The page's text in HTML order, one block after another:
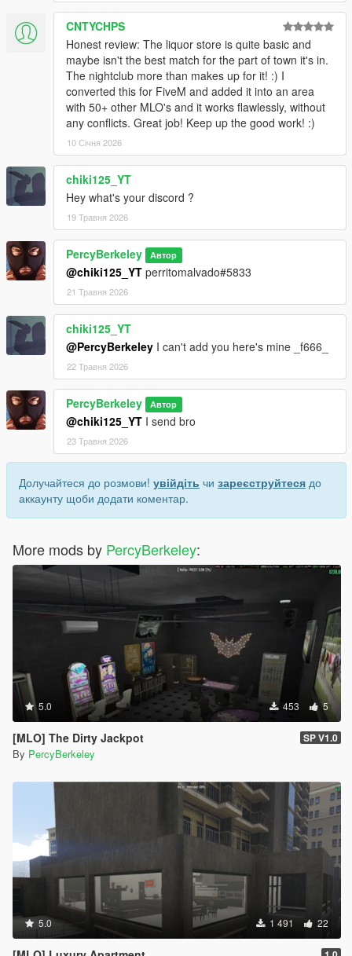
CNTYCHPS
Honest review: The liquor store is quite basic and
maybe isn't the best match for the part of town it's in.
The nightclub more than makes up for it! :) I
converted this for FiveM and added it into an area
with 50+ other MLO's and it works flawlessly, without
any conflicts. Great job! Keep up the good work! :)
10 Січня 2026
chiki125_YT
Hey what's your discord ?
19 Травня 2026
PercyBerkeley Автор
@chiki125_YT perritomalvado#5833
21 Травня 2026
chiki125_YT
@PercyBerkeley I can't add you here's mine _f666_
22 Травня 2026
PercyBerkeley Автор
@chiki125_YT I send bro
23 Травня 2026
Долучайтеся до розмови! увійдіть чи зареєструйтеся до
аккаунту щоби додати коментар.
More mods by PercyBerkeley:
5.0 453 5
[MLO] The Dirty Jackpot SP V1.0
By PercyBerkeley
5.0 1 491 22